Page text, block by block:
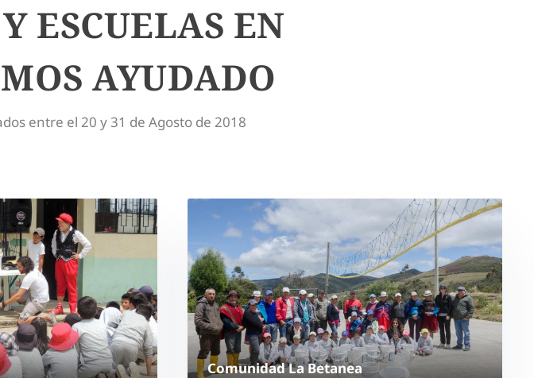
ESCUELAS EN
AYUDADO
entre el 20 y 31 de Agosto de 2018
Comunidad LaBetanea